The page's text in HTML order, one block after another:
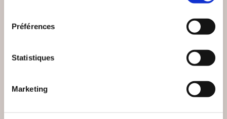
Préférences
Statistiques
Marketing
L'IMAGINAIRE
D'OMBRE ET DE